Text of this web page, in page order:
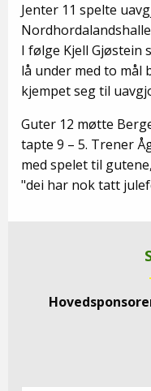
Jenter 11 spelte
I følge Kjell Gjøstein
lå under med to
kjempet seg til
Guter 12 møtte
tapte 9 – 5. Trener
med spelet til
"dei har nok tatt